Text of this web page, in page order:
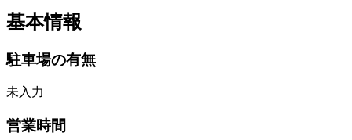
基本情報
駐車場の有無
未入力
営業時間